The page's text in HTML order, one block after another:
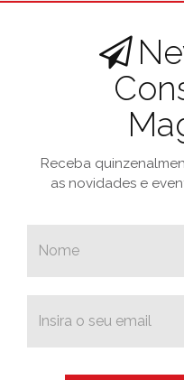
Receba
as novidades e